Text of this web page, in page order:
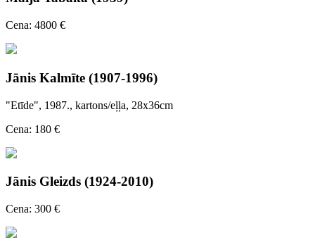
Cena: 4800 €
Jānis Kalmīte (1907-1996)
"Etīde", 1987., kartons/eļļa, 28x36cm
Cena: 180 €
Jānis Gleizds (1924-2010)
Cena: 300 €